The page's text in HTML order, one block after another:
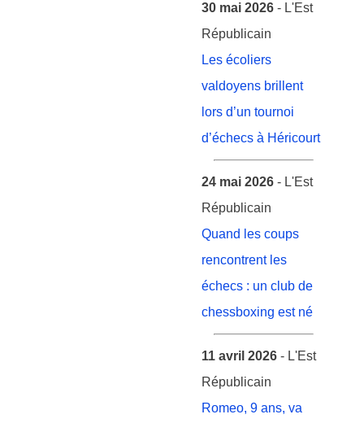
30 mai 2026 - L'Est
Républicain
Les écoliers
valdoyens brillent
lors d’un tournoi
d’échecs à Héricourt
24 mai 2026 - L'Est
Républicain
Quand les coups
rencontrent les
échecs : un club de
chessboxing est né
11 avril 2026 - L'Est
Républicain
Romeo, 9 ans, va